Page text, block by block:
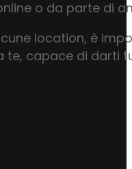
o da parte di
location, è
capace di darti